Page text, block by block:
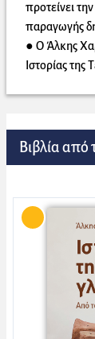
προτείνει
παραγωγής
● Ο Άλκης
Ιστορίας της
Βιβλία από